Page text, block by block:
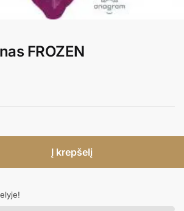
FROZEN
Į krepšelį